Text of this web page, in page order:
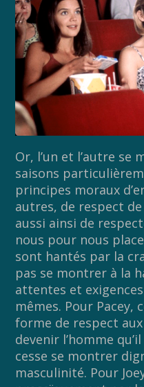
Or, l’un et l’autre se
saisons
principes moraux
autres, de respect de
aussi ainsi de
nous pour nous
sont hantés par la
pas se montrer à la
attentes et exigences
mêmes. Pour Pacey,
forme de respect
devenir l’homme
cesse se montrer
masculinité. Pour